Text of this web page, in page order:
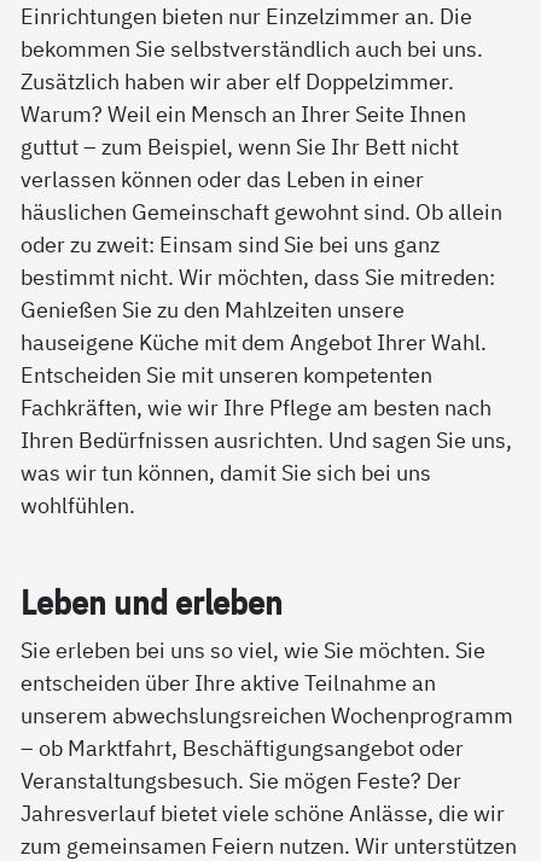
Einrichtungen bieten nur Einzelzimmer an. Die
bekommen Sie selbstverständlich auch bei uns.
Zusätzlich haben wir aber elf Doppelzimmer.
Warum? Weil ein Mensch an Ihrer Seite Ihnen
guttut – zum Beispiel, wenn Sie Ihr Bett nicht
verlassen können oder das Leben in einer
häuslichen Gemeinschaft gewohnt sind. Ob allein
oder zu zweit: Einsam sind Sie bei uns ganz
bestimmt nicht. Wir möchten, dass Sie mitreden:
Genießen Sie zu den Mahlzeiten unsere
hauseigene Küche mit dem Angebot Ihrer Wahl.
Entscheiden Sie mit unseren kompetenten
Fachkräften, wie wir Ihre Pflege am besten nach
Ihren Bedürfnissen ausrichten. Und sagen Sie uns,
was wir tun können, damit Sie sich bei uns
wohlfühlen.
Le­ben und er­le­ben
Sie erleben bei uns so viel, wie Sie möchten. Sie
entscheiden über Ihre aktive Teilnahme an
unserem abwechslungsreichen Wochenprogramm
– ob Marktfahrt, Beschäftigungsangebot oder
Veranstaltungsbesuch. Sie mögen Feste? Der
Jahresverlauf bietet viele schöne Anlässe, die wir
zum gemeinsamen Feiern nutzen. Wir unterstützen